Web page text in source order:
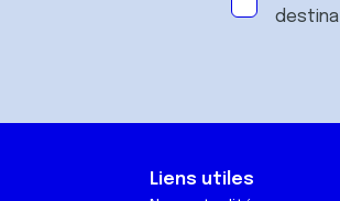
Liens utiles